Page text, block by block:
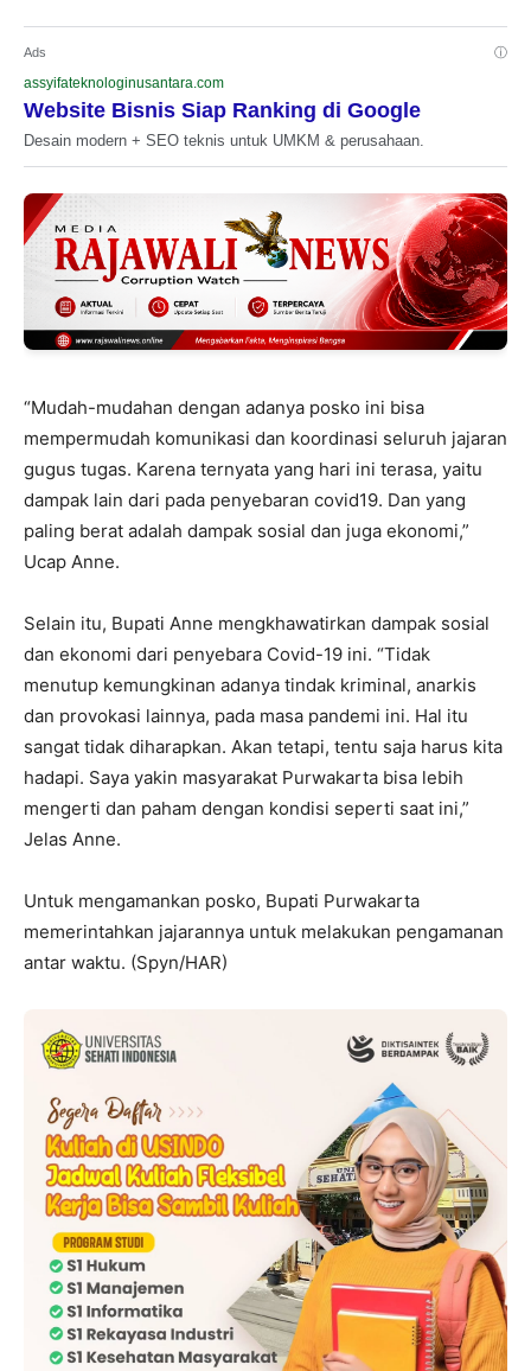
Ads ⓘ
assyifateknologinusantara.com
Website Bisnis Siap Ranking di Google
Desain modern + SEO teknis untuk UMKM & perusahaan.
“Mudah-mudahan dengan adanya posko ini bisa
mempermudah komunikasi dan koordinasi seluruh jajaran
gugus tugas. Karena ternyata yang hari ini terasa, yaitu
dampak lain dari pada penyebaran covid19. Dan yang
paling berat adalah dampak sosial dan juga ekonomi,”
Ucap Anne.
Selain itu, Bupati Anne mengkhawatirkan dampak sosial
dan ekonomi dari penyebara Covid-19 ini. “Tidak
menutup kemungkinan adanya tindak kriminal, anarkis
dan provokasi lainnya, pada masa pandemi ini. Hal itu
sangat tidak diharapkan. Akan tetapi, tentu saja harus kita
hadapi. Saya yakin masyarakat Purwakarta bisa lebih
mengerti dan paham dengan kondisi seperti saat ini,”
Jelas Anne.
Untuk mengamankan posko, Bupati Purwakarta
memerintahkan jajarannya untuk melakukan pengamanan
antar waktu. (Spyn/HAR)